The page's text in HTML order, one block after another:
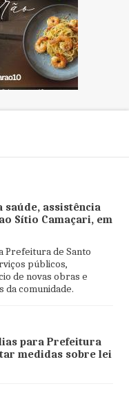
saúde, assistência
Sítio Camaçari, em
Prefeitura de Santo
públicos,
de novas obras e
comunidade.
para Prefeitura
medidas sobre lei